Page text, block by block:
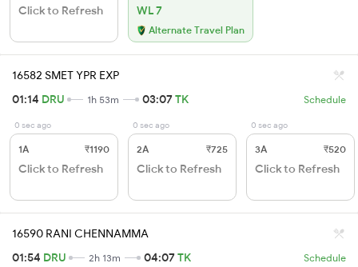
Click to Refresh WL 7
Alternate Travel Plan
16582 SMET YPR EXP
01:14 DRU 1h 53m 03:07TK Schedule
0 sec ago
1A ₹1190
Click to Refresh
0 sec ago
2A ₹725
Click to Refresh
0 sec ago
3A ₹520
Click to Refresh
16590 RANI CHENNAMMA
01:54 DRU 2h 13m 04:07TK Schedule